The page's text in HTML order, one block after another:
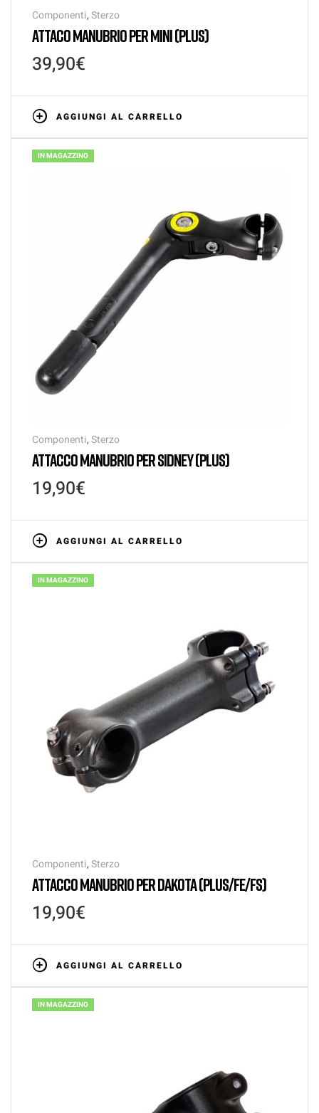
Componenti,Sterzo
ATTACO MANUBRIO PER MINI (PLUS)
39,90€
AGGIUNGI AL CARRELLO
IN MAGAZZINO
Componenti,Sterzo
ATTACCO MANUBRIO PER SIDNEY (PLUS)
19,90€
AGGIUNGI AL CARRELLO
IN MAGAZZINO
Componenti,Sterzo
ATTACCO MANUBRIO PER DAKOTA (PLUS/FE/FS)
19,90€
AGGIUNGI AL CARRELLO
IN MAGAZZINO